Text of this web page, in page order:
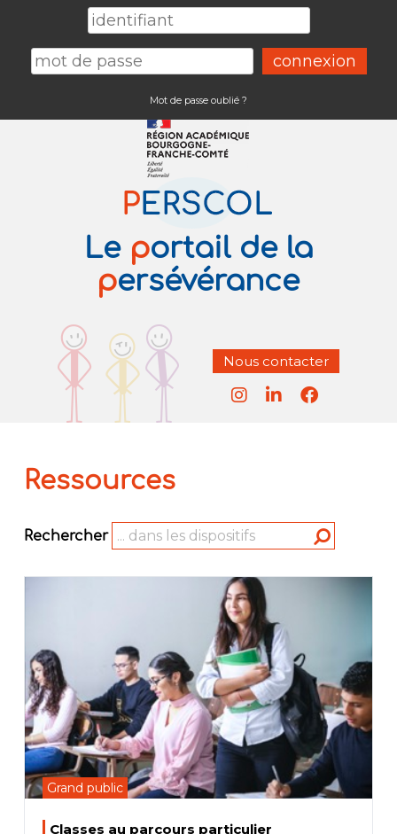
Mot de passe oublié ?
Le portail de la
persévérance
Nous contacter
Ressources
Rechercher
Grand public
Classes au parcours particulier